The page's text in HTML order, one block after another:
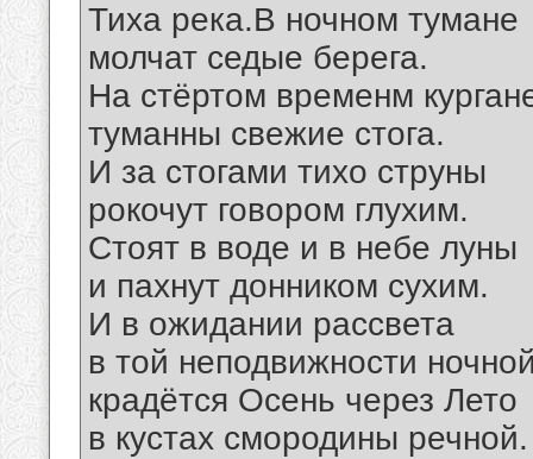
Тиха река.В ночном тумане
молчат седые берега.
На стёртом временм
туманны свежие стога.
И за стогами тихо струны
рокочут говором глухим.
Стоят в воде и в небе луны
и пахнут донником сухим.
И в ожидании рассвета
в той неподвижности
крадётся Осень через Лето
в кустах смородины речной.